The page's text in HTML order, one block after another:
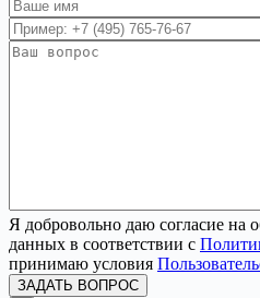
Я добровольно даю согласие на
данных в соответствии с
принимаю условия
ЗАДАТЬ ВОПРОС